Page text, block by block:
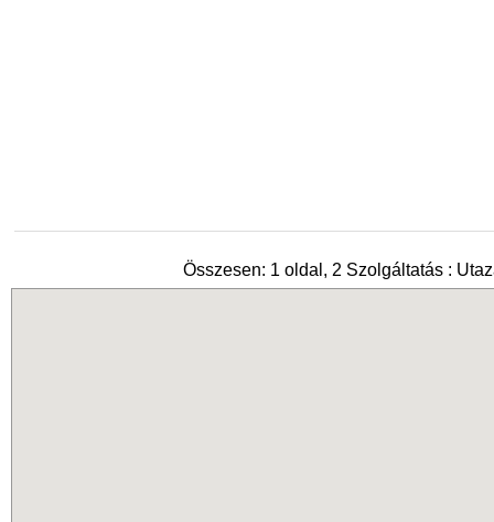
Összesen: 1 oldal, 2 Szolgáltatás :